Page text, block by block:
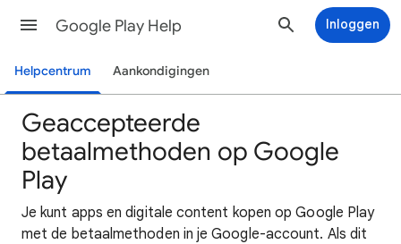
Google Play Help Inloggen
Helpcentrum Aankondigingen
Geaccepteerde
betaalmethoden op Google
Play
Je kunt apps en digitale content kopen op Google Play
met de betaalmethoden in je Google-account. Als dit